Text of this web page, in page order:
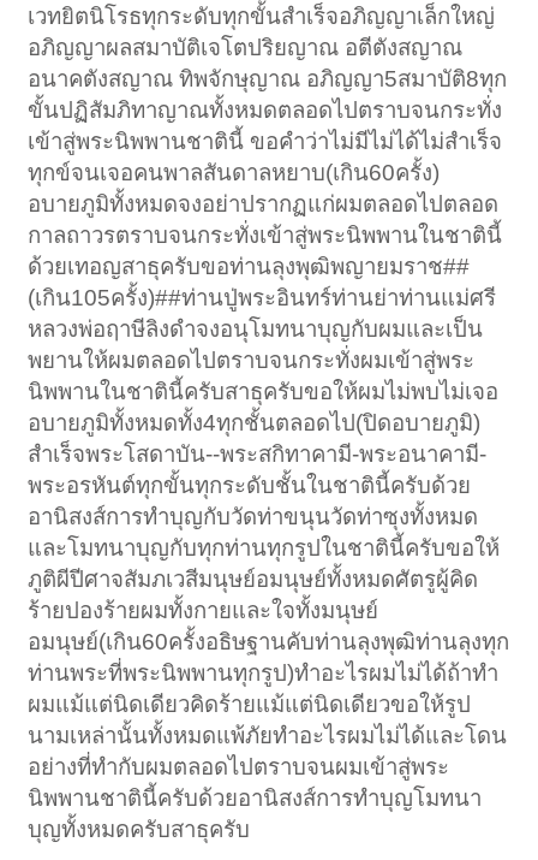
เวทยิตนิโรธทุกระดับทุกขั้นสำเร็จอภิญญาเล็กใหญ่
อภิญญาผลสมาบัติเจโตปริยญาณ อตีตังสญาณ
อนาคตังสญาณ ทิพจักษุญาณ อภิญญา5สมาบัติ8ทุก
ขั้นปฏิสัมภิทาญาณทั้งหมดตลอดไปตราบจนกระทั่ง
เข้าสู่พระนิพพานชาตินี้ ขอคำว่าไม่มีไม่ได้ไม่สำเร็จ
ทุกข์จนเจอคนพาลสันดาลหยาบ(เกิน60ครั้ง)
อบายภูมิทั้งหมดจงอย่าปรากฏแก่ผมตลอดไปตลอด
กาลถาวรตราบจนกระทั่งเข้าสู่พระนิพพานในชาตินี้
ด้วยเทอญสาธุครับขอท่านลุงพุฒิพญายมราช##
(เกิน105ครั้ง)##ท่านปู่พระอินทร์ท่านย่าท่านแม่ศรี
หลวงพ่อฤาษีลิงดำจงอนุโมทนาบุญกับผมและเป็น
พยานให้ผมตลอดไปตราบจนกระทั่งผมเข้าสู่พระ
นิพพานในชาตินี้ครับสาธุครับขอให้ผมไม่พบไม่เจอ
อบายภูมิทั้งหมดทั้ง4ทุกชั้นตลอดไป(ปิดอบายภูมิ)
สำเร็จพระโสดาบัน--พระสกิทาคามี-พระอนาคามี-
พระอรหันต์ทุกขั้นทุกระดับชั้นในชาตินี้ครับด้วย
อานิสงส์การทำบุญกับวัดท่าขนุนวัดท่าซุงทั้งหมด
และโมทนาบุญกับทุกท่านทุกรูปในชาตินี้ครับขอให้
ภูติผีปีศาจสัมภเวสีมนุษย์อมนุษย์ทั้งหมดศัตรูผู้คิด
ร้ายปองร้ายผมทั้งกายและใจทั้งมนุษย์
อมนุษย์(เกิน60ครั้งอธิษฐานคับท่านลุงพุฒิท่านลุงทุก
ท่านพระที่พระนิพพานทุกรูป)ทำอะไรผมไม่ได้ถ้าทำ
ผมแม้แต่นิดเดียวคิดร้ายแม้แต่นิดเดียวขอให้รูป
นามเหล่านั้นทั้งหมดแพ้ภัยทำอะไรผมไม่ได้และโดน
อย่างที่ทำกับผมตลอดไปตราบจนผมเข้าสู่พระ
นิพพานชาตินี้ครับด้วยอานิสงส์การทำบุญโมทนา
บุญทั้งหมดครับสาธุครับ